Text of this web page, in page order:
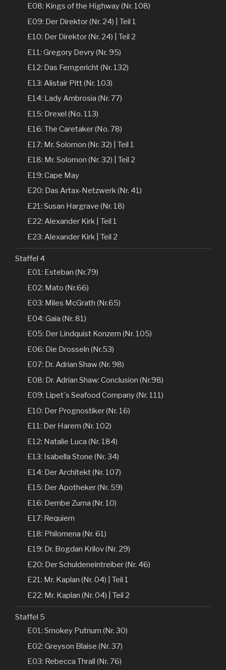
E08: Kings of the Highway (Nr. 108)
E09: Der Direktor (Nr. 24) | Teil 1
E10: Der Direktor (Nr. 24) | Teil 2
E11: Gregory Devry (Nr. 95)
E12: Das Femgericht (Nr. 132)
E13: Alistair Pitt (Nr. 103)
E14: Lady Ambrosia (Nr. 77)
E15: Drexel (No. 113)
E16: The Caretaker (No. 78)
E17: Mr. Solomon (Nr. 32) | Teil 1
E18: Mr. Solomon (Nr. 32) | Teil 2
E19: Cape May
E20: Das Artax-Netzwerk (Nr. 41)
E21: Susan Hargrave (Nr. 18)
E22: Alexander Kirk | Teil 1
E23: Alexander Kirk | Teil 2
Staffel 4
E01: Esteban (Nr.79)
E02: Mato (Nr.66)
E03: Miles McGrath (Nr.65)
E04: Gaia (Nr. 81)
E05: Der Lindquist Konzern (Nr. 105)
E06: Die Drosseln (Nr.53)
E07: Dr. Adrian Shaw (Nr. 98)
E08: Dr. Adrian Shaw: Conclusion (Nr.98)
E09: Lipet´s Seafood Company (Nr. 111)
E10: Der Prognostiker (Nr. 16)
E11: Der Harem (Nr. 102)
E12: Natalie Luca (Nr. 184)
E13: Isabella Stone (Nr. 34)
E14: Der Architekt (Nr. 107)
E15: Der Apotheker (Nr. 59)
E16: Dembe Zuma (Nr. 10)
E17: Requiem
E18: Philomena (Nr. 61)
E19: Dr. Bogdan Krilov (Nr. 29)
E20: Der Schuldeneintreiber (Nr. 46)
E21: Mr. Kaplan (Nr. 04) | Teil 1
E22: Mr. Kaplan (Nr. 04) | Teil 2
Staffel 5
E01: Smokey Putnum (Nr. 30)
E02: Greyson Blaise (Nr. 37)
E03: Rebecca Thrall (Nr. 76)